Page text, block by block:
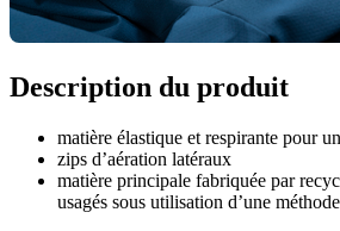
Description du produit
matière élastique et respirante pour
zips d’aération latéraux
matière principale fabriquée par
usagés sous utilisation d’une